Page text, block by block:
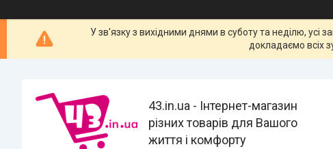
У зв'язку з вихідними днями в суботу та неділю, усі
докладаємо всіх
43.in.ua - Інтернет-магазин
різних товарів для Вашого
життя і комфорту